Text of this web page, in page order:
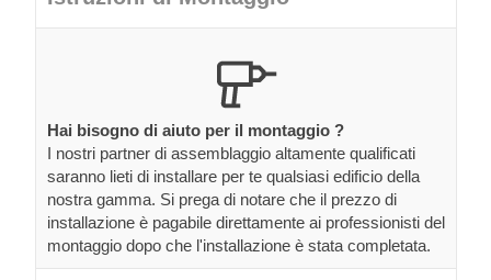
Hai bisogno di aiuto per il montaggio ?
I nostri partner di assemblaggio altamente qualificati
saranno lieti di installare per te qualsiasi edificio della
nostra gamma. Si prega di notare che il prezzo di
installazione è pagabile direttamente ai professionisti del
montaggio dopo che l'installazione è stata completata.